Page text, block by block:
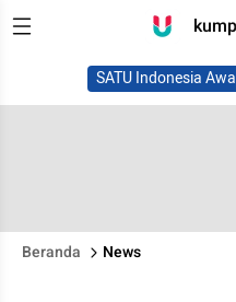
SATU Indonesia
Beranda News